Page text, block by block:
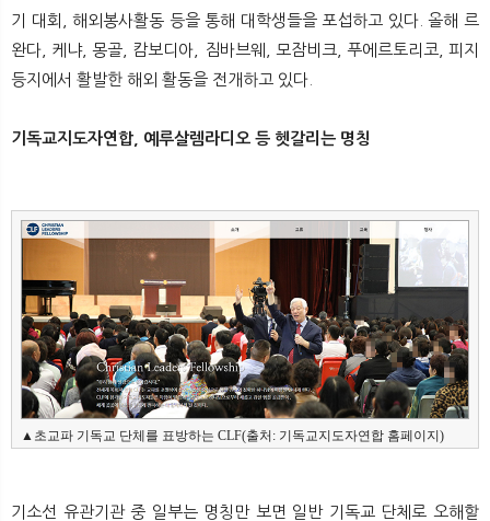
기 대회, 해외봉사활동 등을 통해 대학생들을 포섭하고 있다. 올해 르
완다, 케냐, 몽골, 캄보디아, 짐바브웨, 모잠비크, 푸에르토리코, 피지
등지에서 활발한 해외 활동을 전개하고 있다.
기독교지도자연합, 예루살렘라디오 등 헷갈리는 명칭
▲초교파 기독교 단체를 표방하는 CLF(출처: 기독교지도자연합 홈페이지)
기소선 유관기관 중 일부는 명칭만 보면 일반 기독교 단체로 오해할